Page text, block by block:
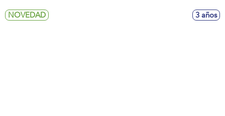
NOVEDAD 3 años